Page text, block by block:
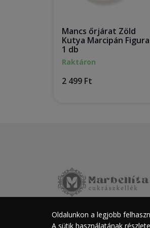
Mancs őrjárat Zöld
Kutya Marcipán Figura
1 db
Raktáron
2 499 Ft
Oldalunkon a legjobb
A sütik használatának